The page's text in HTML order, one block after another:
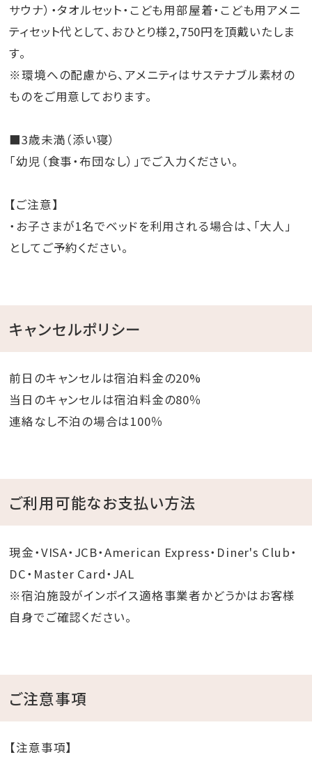
サウナ）・タオルセット・こども用部屋着・こども用アメニ
ティセット代として、おひとり様2,750円を頂戴いたしま
す。
※環境への配慮から、アメニティはサステナブル素材の
ものをご用意しております。
■3歳未満（添い寝）
「幼児（食事・布団なし）」でご入力ください。
【ご注意】
・お子さまが1名でベッドを利用される場合は、「大人」
としてご予約ください。
キャンセルポリシー
前日のキャンセルは宿泊料金の20%
当日のキャンセルは宿泊料金の80％
連絡なし不泊の場合は100％
ご利用可能なお支払い方法
現金・VISA・JCB・American Express・Diner's Club・
DC・Master Card・JAL
※宿泊施設がインボイス適格事業者かどうかはお客様
自身でご確認ください。
ご注意事項
【注意事項】